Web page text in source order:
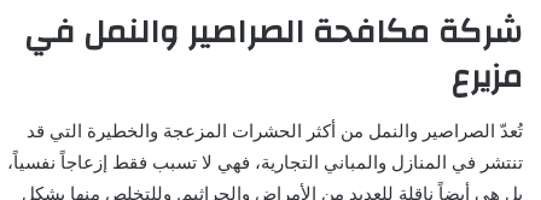
شركة مكافحة الصراصير والنمل في
مزيرع
تُعدّ الصراصير والنمل من أكثر الحشرات المزعجة والخطيرة التي قد
تنتشر في المنازل والمباني التجارية، فهي لا تسبب فقط إزعاجاً نفسياً،
بل هي أيضاً ناقلة للعديد من الأمراض والجراثيم. وللتخلص منها بشكل